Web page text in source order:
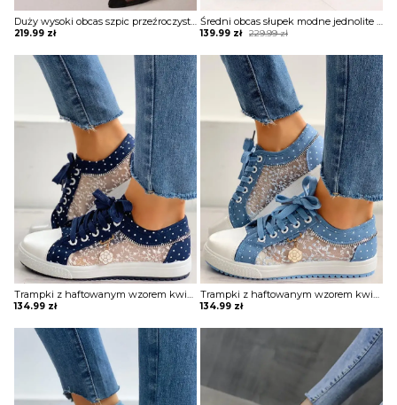
Duży wysoki obcas szpic przeźroczyste koronka modne wiązanie eleganckie damskie buty sandały szpilki Noga
219.99 zł
Średni obcas słupek modne jednolite causal zapięcie pasek damskie sandałki buty czółenka Darelle
229.99zł
Original
was:
229.99 zł.
139.99 zł
Current
is:
139.99 zł.
134.99 zł 134.99 zł